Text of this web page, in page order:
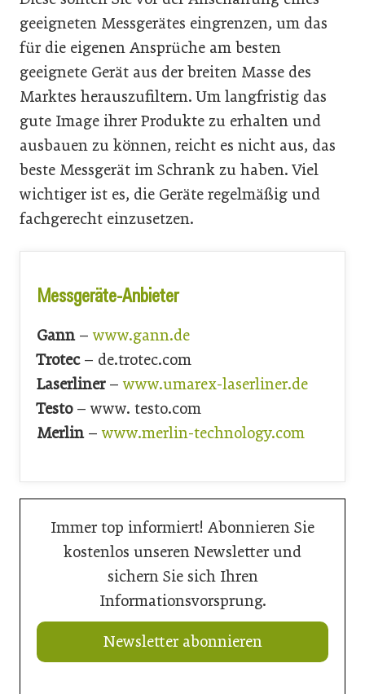
geeigneten Messgerätes eingrenzen, um das
für die eigenen Ansprüche am besten
geeignete Gerät aus der breiten Masse des
Marktes herauszufiltern. Um langfristig das
gute Image ihrer Produkte zu erhalten und
ausbauen zu können, reicht es nicht aus, das
beste Messgerät im Schrank zu haben. Viel
wichtiger ist es, die Geräte regelmäßig und
fachgerecht einzusetzen.
Messgeräte-Anbieter
Gann –www.gann.de
Trotec – de.trotec.com
Laserliner –www.umarex-laserliner.de
Testo – www. testo.com
Merlin –www.merlin-technology.com
Immer top informiert! Abonnieren Sie
kostenlos unseren Newsletter und
sichern Sie sich Ihren
Informationsvorsprung.
Newsletter abonnieren